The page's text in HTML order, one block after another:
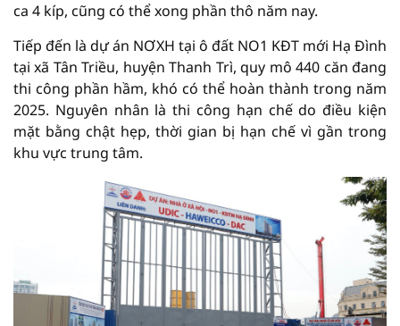
ca 4 kíp, cũng có thể xong phần thô năm nay.
Tiếp đến là dự án NƠXH tại ô đất NO1 KĐT mới Hạ Đình
tại xã Tân Triều, huyện Thanh Trì, quy mô 440 căn đang
thi công phần hầm, khó có thể hoàn thành trong năm
2025. Nguyên nhân là thi công hạn chế do điều kiện
mặt bằng chật hẹp, thời gian bị hạn chế vì gần trong
khu vực trung tâm.